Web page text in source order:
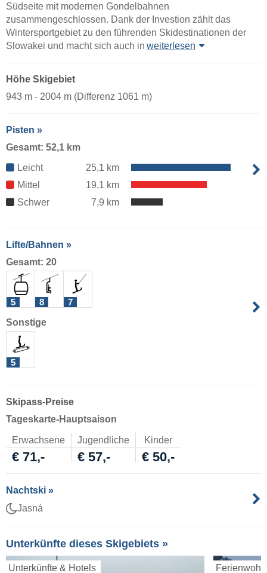
Südseite mit modernen Gondelbahnen
zusammengeschlossen. Dank der Investion zählt das
Wintersportgebiet zu den führenden Skidestinationen der
Slowakei und macht sich auch in weiterlesen
Höhe Skigebiet
943 m - 2004 m (Differenz 1061 m)
Pisten »
Gesamt: 52,1 km
Leicht
25,1 km
Mittel
19,1 km
Schwer
7,9 km
Lifte/Bahnen »
Gesamt: 20
5 8 7
Sonstige
5
Skipass-Preise
Tageskarte-Hauptsaison
Erwachsene Jugendliche Kinder
€ 71,- € 57,- € 50,-
Nachtski »
Jasná
Unterkünfte dieses Skigebiets »
Unterkünfte & Hotels